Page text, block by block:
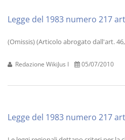
Legge del 1983 numero 217
(Omissis) (Articolo abrogato dall'art.
Redazione WikiJus I 05/07/2010
Legge del 1983 numero 217